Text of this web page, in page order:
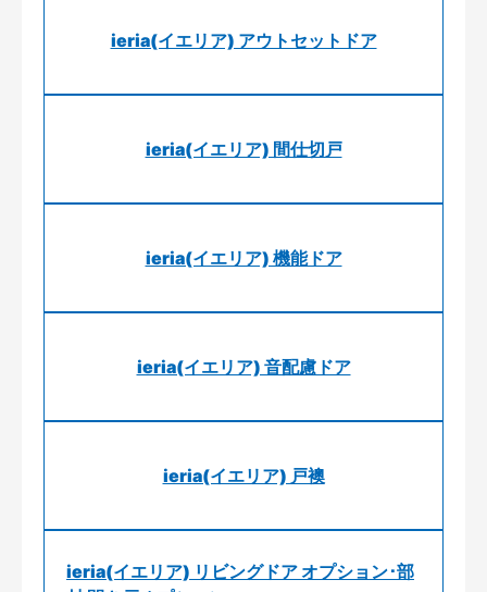
ieria(イエリア) アウトセットドア
ieria(イエリア) 間仕切戸
ieria(イエリア) 機能ドア
ieria(イエリア) 音配慮ドア
ieria(イエリア) 戸襖
ieria(イエリア) リビングドア オプション･部